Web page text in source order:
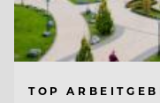
TOP